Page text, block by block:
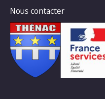
Nous contacter